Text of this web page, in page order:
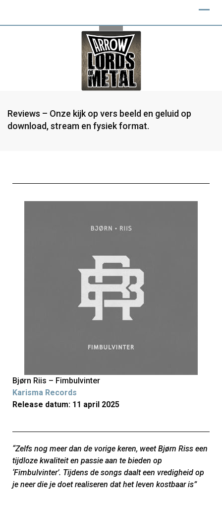
Reviews – Onze kijk op vers beeld en geluid op
download, stream en fysiek format.
Bjørn Riis – Fimbulvinter
Karisma Records
Release datum: 11 april 2025
“Zelfs nog meer dan de vorige keren, weet Bjørn Riss een
tijdloze kwaliteit en passie aan te bieden op
‘Fimbulvinter’. Tijdens de songs daalt een vredigheid op
je neer die je doet realiseren dat het leven kostbaar is”